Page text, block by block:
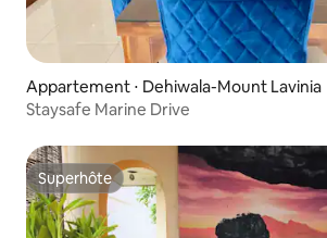
Appartement ⋅ Dehiwala-Mount Lavinia
Staysafe Marine Drive
Superhôte
Superhôte